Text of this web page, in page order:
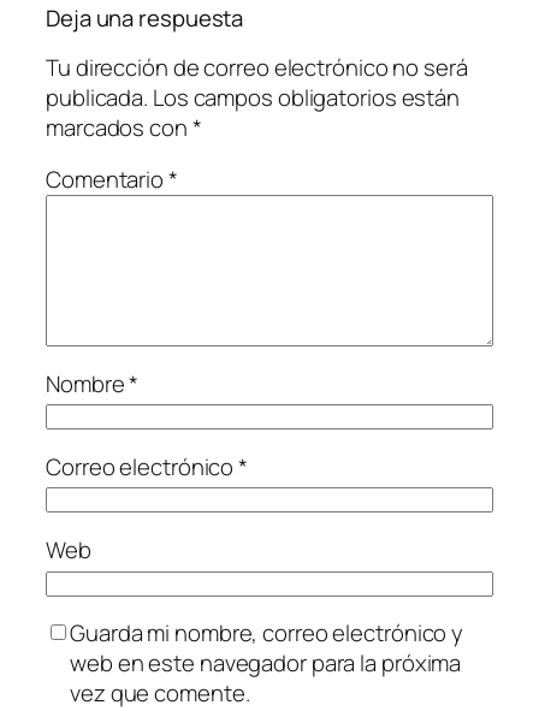
Deja una respuesta
Tu dirección de correo electrónico no será
publicada. Los campos obligatorios están
marcados con*
Comentario*
Nombre*
Correo electrónico*
Web
Guarda mi nombre, correo electrónico y
web en este navegador para la próxima
vez que comente.